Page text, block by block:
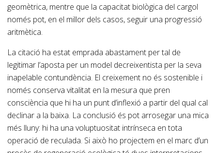
geomètrica, mentre que la capacitat biològica del cargol
només pot, en el millor dels casos, seguir una progressió
aritmètica.
La citació ha estat emprada abastament per tal de
legitimar l’aposta per un model decreixentista per la seva
inapelable contundència. El creixement no és sostenible i
només conserva vitalitat en la mesura que pren
consciència que hi ha un punt d’inflexió a partir del qual cal
declinar a la baixa. La conclusió és pot arrosegar una mica
més lluny: hi ha una voluptuositat intrínseca en tota
operació de reculada. Si això ho projectem en el marc d’un